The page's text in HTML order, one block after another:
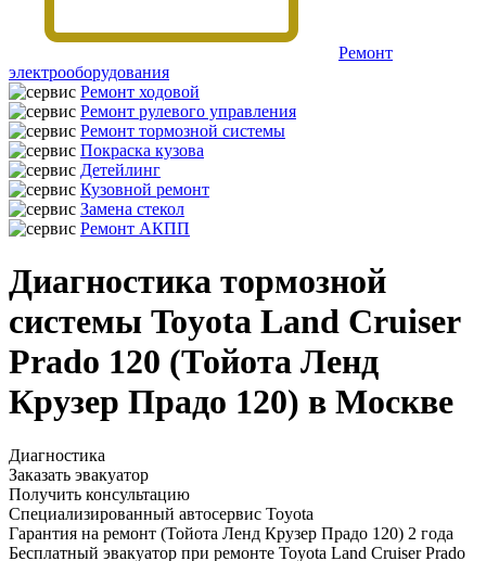
Ремонт
электрооборудования
Ремонт ходовой
Ремонт рулевого управления
Ремонт тормозной системы
Покраска кузова
Детейлинг
Кузовной ремонт
Замена стекол
Ремонт АКПП
Диагностика тормозной
системы Toyota Land Cruiser
Prado 120 (Тойота Ленд
Крузер Прадо 120) в Москве
Диагностика
Заказать эвакуатор
Получить консультацию
Специализированный автосервис Toyota
Гарантия на ремонт (Тойота Ленд Крузер Прадо 120) 2 года
Бесплатный эвакуатор при ремонте Toyota Land Cruiser Prado